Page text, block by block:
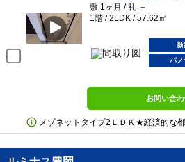
敷 1ヶ月 / 礼 －
1階 / 2LDK / 57.62㎡
新
パノ
お問い合
メゾネットタイプ2ＬＤＫ★経済的な都